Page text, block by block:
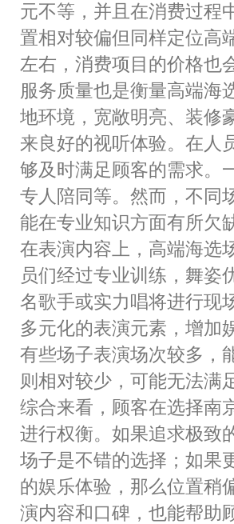
元不等，并且在消费过程
置相对较偏但同样定位高
左右，消费项目的价格也
服务质量也是衡量高端海
地环境，宽敞明亮、装修
来良好的视听体验。在人
够及时满足顾客的需求。
专人陪同等。然而，不同
能在专业知识方面有所欠
在表演内容上，高端海选
员们经过专业训练，舞姿
名歌手或实力唱将进行现
多元化的表演元素，增加
有些场子表演场次较多，
则相对较少，可能无法满
综合来看，顾客在选择南
进行权衡。如果追求极致
场子是不错的选择；如果
的娱乐体验，那么位置稍
演内容和口碑，也能帮助